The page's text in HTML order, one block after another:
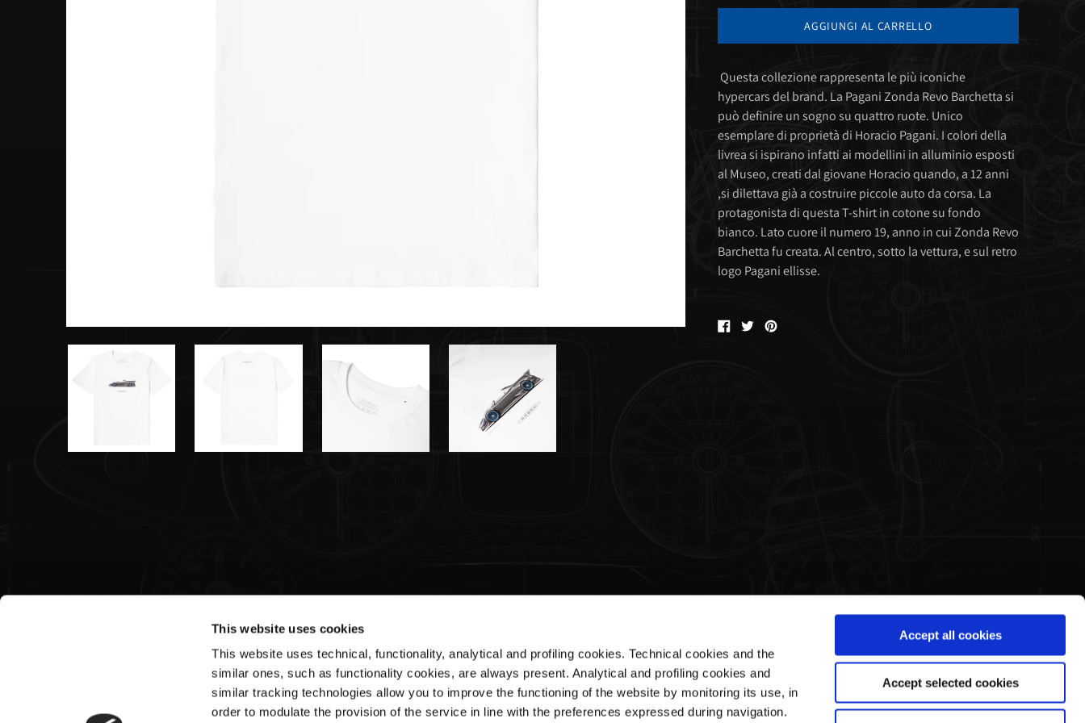
This website uses cookies
This website uses technical, functionality, analytical and profiling cookies. Technical cookies and the
similar ones, such as functionality cookies, are always present. Analytical and profiling cookies and
similar tracking technologies allow you to improve the functioning of the website by monitoring its use, in
order to modulate the provision of the service in line with the preferences expressed during navigation.
Accept all cookies
Accept selected cookies
AGGIUNGI AL CARRELLO
Questa collezione rappresenta le più iconiche
hypercars del brand. La Pagani Zonda Revo Barchetta si
può definire un sogno su quattro ruote. Unico
esemplare di proprietà di Horacio Pagani. I colori della
livrea si ispirano infatti ai modellini in alluminio esposti
al Museo, creati dal giovane Horacio quando, a 12 anni
,si dilettava già a costruire piccole auto da corsa. La
protagonista di questa T-shirt in cotone su fondo
bianco. Lato cuore il numero 19, anno in cui Zonda Revo
Barchetta fu creata. Al centro, sotto la vettura, e sul retro
logo Pagani ellisse.
Condividi
su
CondividiCondividi
41018 San Cesario sul Panaro (MO)
Assistenza clienti
Shipments & Delivery
Returns & Refunds
Area Legale
Termini e Condizioni di Vendita
Privacy Policy
La Storia